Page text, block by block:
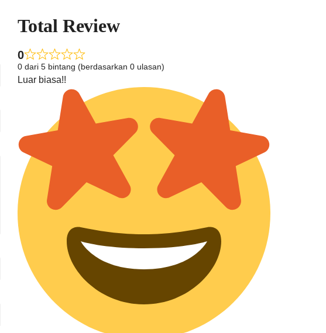
Total Review
0
0 dari 5 bintang (berdasarkan 0 ulasan)
Luar biasa!!